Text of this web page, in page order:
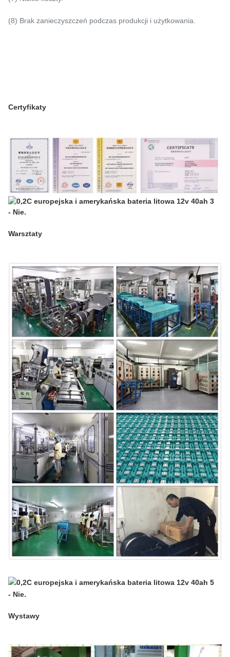
(8) Brak zanieczyszczeń podczas produkcji i użytkowania.
Certyfikaty
- Nie.
Warsztaty
- Nie.
Wystawy